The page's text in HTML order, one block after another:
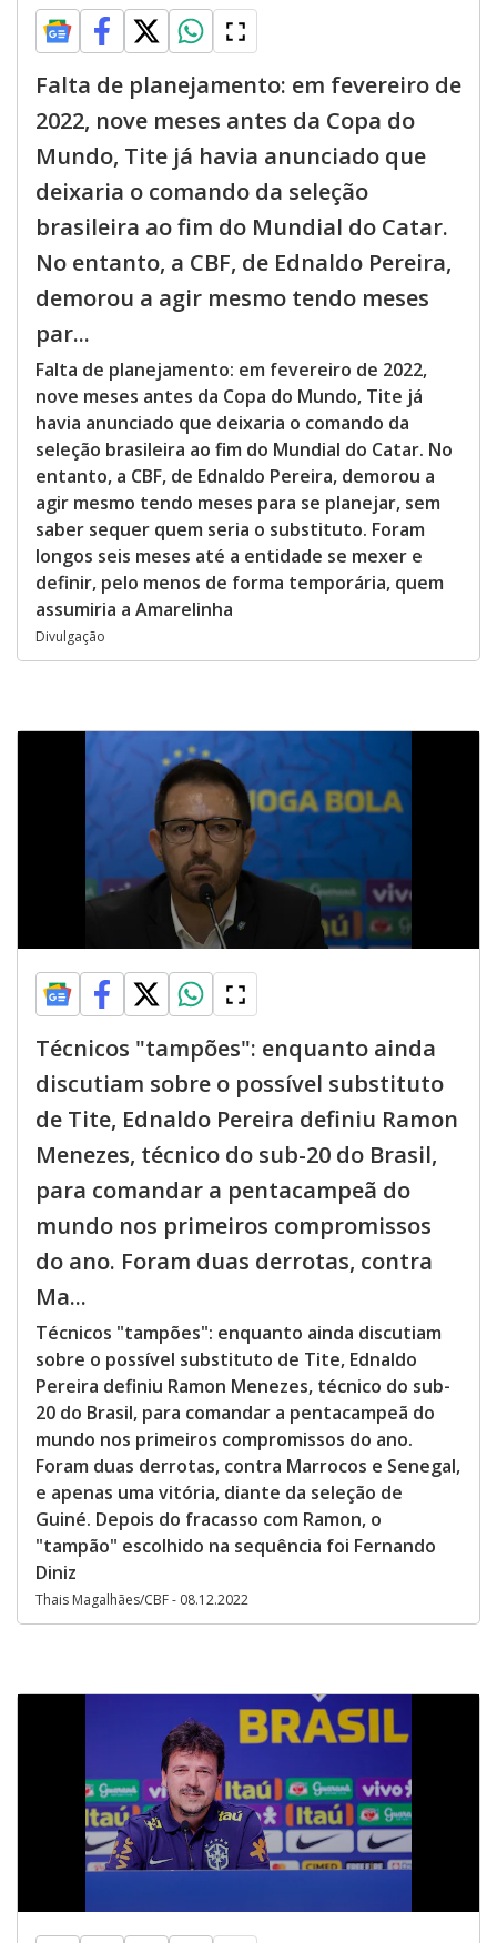
Falta de planejamento: em fevereiro de
2022, nove meses antes da Copa do
Mundo, Tite já havia anunciado que
deixaria o comando da seleção
brasileira ao fim do Mundial do Catar.
No entanto, a CBF, de Ednaldo Pereira,
demorou a agir mesmo tendo meses
par...
Falta de planejamento: em fevereiro de 2022,
nove meses antes da Copa do Mundo, Tite já
havia anunciado que deixaria o comando da
seleção brasileira ao fim do Mundial do Catar. No
entanto, a CBF, de Ednaldo Pereira, demorou a
agir mesmo tendo meses para se planejar, sem
saber sequer quem seria o substituto. Foram
longos seis meses até a entidade se mexer e
definir, pelo menos de forma temporária, quem
assumiria a Amarelinha
Divulgação
Técnicos "tampões": enquanto ainda
discutiam sobre o possível substituto
de Tite, Ednaldo Pereira definiu Ramon
Menezes, técnico do sub-20 do Brasil,
para comandar a pentacampeã do
mundo nos primeiros compromissos
do ano. Foram duas derrotas, contra
Ma...
Técnicos "tampões": enquanto ainda discutiam
sobre o possível substituto de Tite, Ednaldo
Pereira definiu Ramon Menezes, técnico do sub-
20 do Brasil, para comandar a pentacampeã do
mundo nos primeiros compromissos do ano.
Foram duas derrotas, contra Marrocos e Senegal,
e apenas uma vitória, diante da seleção de
Guiné. Depois do fracasso com Ramon, o
"tampão" escolhido na sequência foi Fernando
Diniz
Thais Magalhães/CBF - 08.12.2022